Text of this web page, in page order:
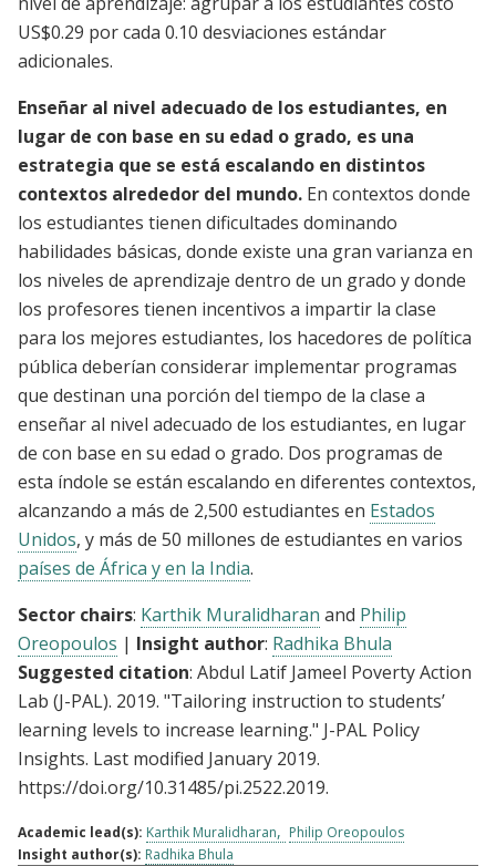
US$0.29 por cada 0.10 desviaciones estándar
adicionales.
Enseñar al nivel adecuado de los estudiantes, en
lugar de con base en su edad o grado, es una
estrategia que se está escalando en distintos
contextos alrededor del mundo. En contextos donde
los estudiantes tienen dificultades dominando
habilidades básicas, donde existe una gran varianza en
los niveles de aprendizaje dentro de un grado y donde
los profesores tienen incentivos a impartir la clase
para los mejores estudiantes, los hacedores de política
pública deberían considerar implementar programas
que destinan una porción del tiempo de la clase a
enseñar al nivel adecuado de los estudiantes, en lugar
de con base en su edad o grado. Dos programas de
esta índole se están escalando en diferentes contextos,
alcanzando a más de 2,500 estudiantes en Estados
Unidos, y más de 50 millones de estudiantes en varios
países de África y en la India.
Sector chairs: Karthik Muralidharan and Philip
Oreopoulos | Insight author: Radhika Bhula
Suggested citation: Abdul Latif Jameel Poverty Action
Lab (J-PAL). 2019. "Tailoring instruction to students’
learning levels to increase learning." J-PAL Policy
Insights. Last modified January 2019.
https://doi.org/10.31485/pi.2522.2019.
Academic lead(s): Karthik Muralidharan
Philip Oreopoulos
Insight author(s): Radhika Bhula